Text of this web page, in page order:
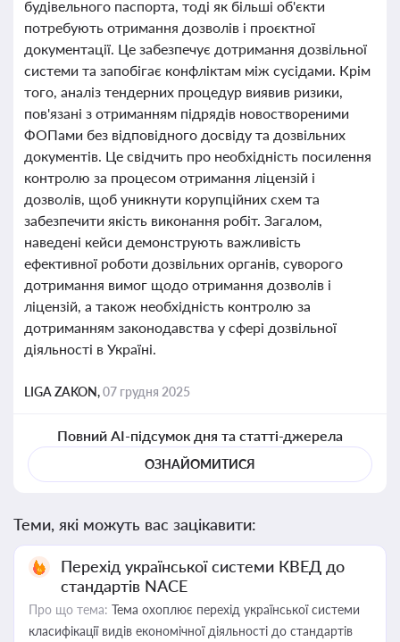
будівельного паспорта, тоді як більші об'єкти
потребують отримання дозволів і проєктної
документації. Це забезпечує дотримання дозвільної
системи та запобігає конфліктам між сусідами. Крім
того, аналіз тендерних процедур виявив ризики,
пов'язані з отриманням підрядів новоствореними
ФОПами без відповідного досвіду та дозвільних
документів. Це свідчить про необхідність посилення
контролю за процесом отримання ліцензій і
дозволів, щоб уникнути корупційних схем та
забезпечити якість виконання робіт. Загалом,
наведені кейси демонструють важливість
ефективної роботи дозвільних органів, суворого
дотримання вимог щодо отримання дозволів і
ліцензій, а також необхідність контролю за
дотриманням законодавства у сфері дозвільної
діяльності в Україні.
LIGA ZAKON,07 грудня 2025
Повний AI-підсумок дня та статті-джерела
ОЗНАЙОМИТИСЯ
Теми, які можуть вас зацікавити:
Перехід української системи КВЕД до
стандартів NACE
Про що тема: Тема охоплює перехід української системи
класифікації видів економічної діяльності до стандартів